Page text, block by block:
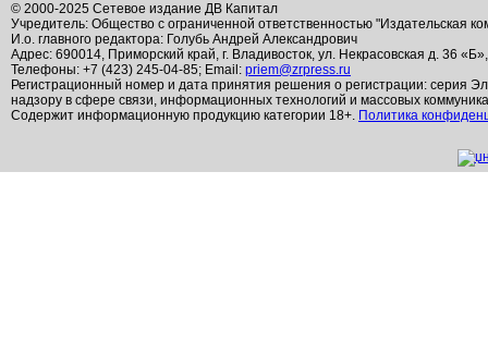
© 2000-2025 Сетевое издание ДВ Капитал
Учредитель: Общество с ограниченной ответственностью "Издательская
И.о. главного редактора: Голубь Андрей Александрович
Адрес: 690014, Приморский край, г. Владивосток, ул. Некрасовская д. 36
Телефоны: +7 (423) 245-04-85; Email: priem@zrpress.ru
Регистрационный номер и дата принятия решения о регистрации: серия
надзору в сфере связи, информационных технологий и массовых
Содержит информационную продукцию категории 18+. Политика